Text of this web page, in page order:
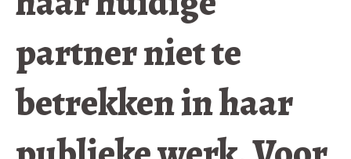
partner niet te
betrekken in haar